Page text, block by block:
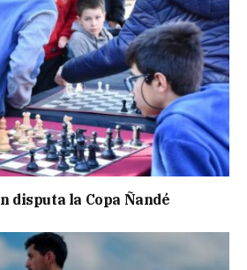
disputa la Copa Ñandé